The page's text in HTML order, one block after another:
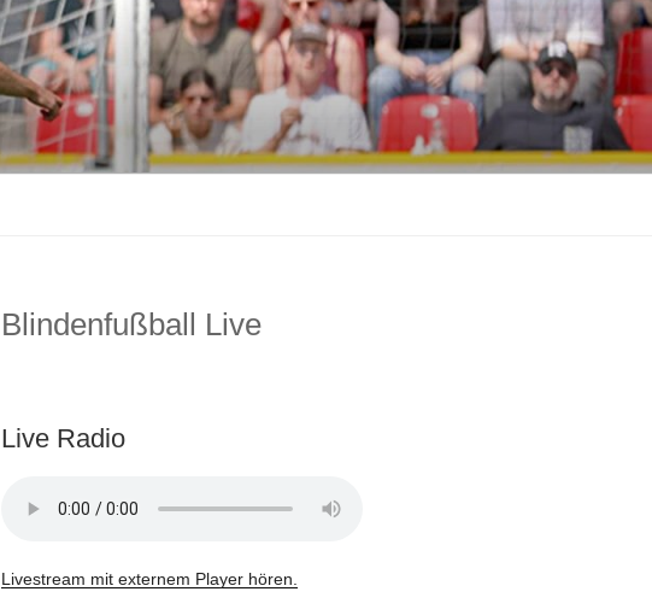
Blindenfußball Live
Live Radio
Livestream mit externem Player hören.